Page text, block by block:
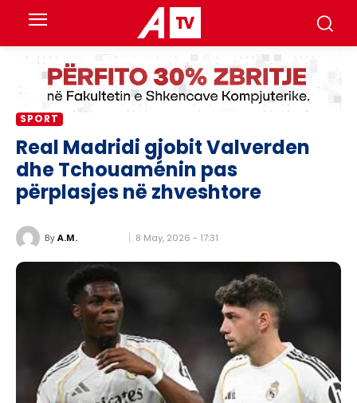
SPORT
Real Madridi gjobit Valverden
dhe Tchouaménin pas
përplasjes në zhveshtore
By A.M. 8 May, 2026 - 17:31